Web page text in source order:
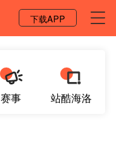
下载APP
赛事 站酷海洛